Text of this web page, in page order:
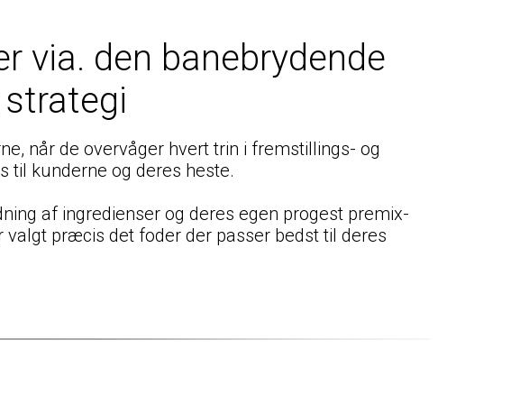
via. den banebrydende
når de overvåger hvert trin i fremstillings- og
til kunderne og deres heste.
af ingredienser og deres egen progest premix-
præcis det foder der passer bedst til deres